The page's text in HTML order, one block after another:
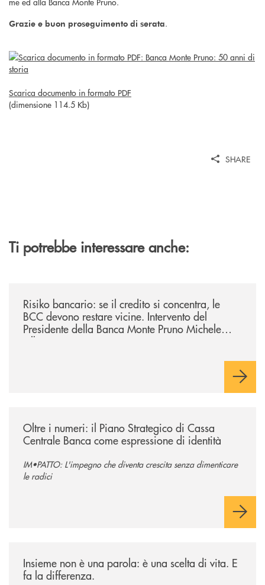
Grazie e buon proseguimento di serata.
Scarica documento in formato PDF
(dimensione 114.5 Kb)
SHARE
Ti potrebbe interessare anche:
Risiko bancario: se il credito si concentra, le
BCC devono restare vicine. Intervento del
Presidente della Banca Monte Pruno Michele
Albanese.
Oltre i numeri: il Piano Strategico di Cassa
Centrale Banca come espressione di identità
IM•PATTO: L'impegno che diventa crescita senza dimenticare
le radici
Insieme non è una parola: è una scelta di vita. E
fa la differenza.